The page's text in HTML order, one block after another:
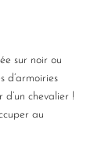
sur noir ou
d’armoiries
chevalier !
au